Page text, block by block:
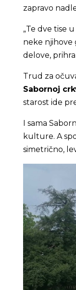
zapravo
„Te dve tise
neke njihove
delove,
Trud za
Sabornoj
starost ide
I sama
kulture. A
simetrično,